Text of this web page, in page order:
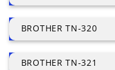
BROTHER TN-320
BROTHER TN-321